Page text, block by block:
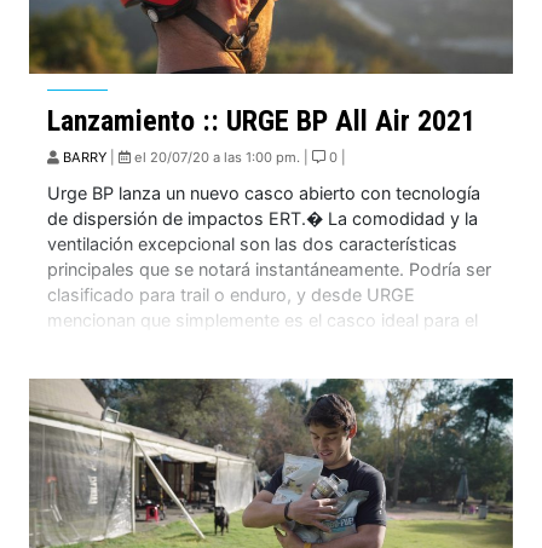
Lanzamiento :: URGE BP All Air 2021
BARRY el 20/07/20 a las 1:00 pm. | 0 |
Urge BP lanza un nuevo casco abierto con tecnología
de dispersión de impactos ERT.� La comodidad y la
ventilación excepcional son las dos características
principales que se notará instantáneamente. Podría ser
clasificado para trail o enduro, y desde URGE
mencionan que simplemente es el casco ideal para el